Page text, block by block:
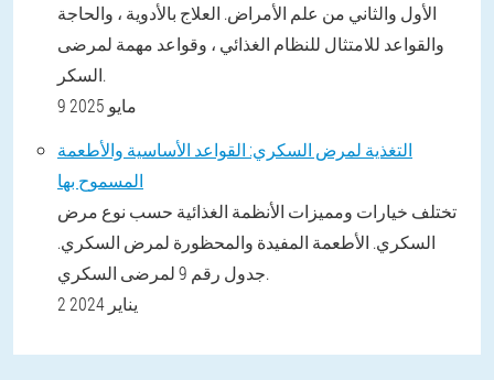
الأول والثاني من علم الأمراض. العلاج بالأدوية ، والحاجة
والقواعد للامتثال للنظام الغذائي ، وقواعد مهمة لمرضى
السكر.
9 مايو 2025
التغذية لمرض السكري: القواعد الأساسية والأطعمة
المسموح بها
تختلف خيارات ومميزات الأنظمة الغذائية حسب نوع مرض
السكري. الأطعمة المفيدة والمحظورة لمرض السكري.
جدول رقم 9 لمرضى السكري.
2 يناير 2024